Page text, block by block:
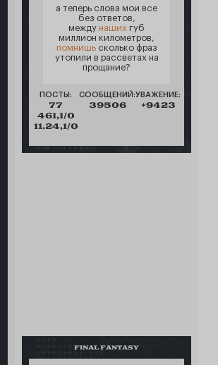
а теперь слова мои все
без ответов,
между наших губ
миллион километров,
помнишьсколько фраз
утопили в рассветах на
прощание?
ПОСТЫ:
77
461,1/0
11.24,1/0
СООБЩЕНИЙ:
39506
УВАЖЕНИЕ:
+9423
FINAL FANTASY